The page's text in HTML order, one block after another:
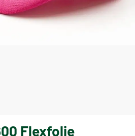
Flexfolie